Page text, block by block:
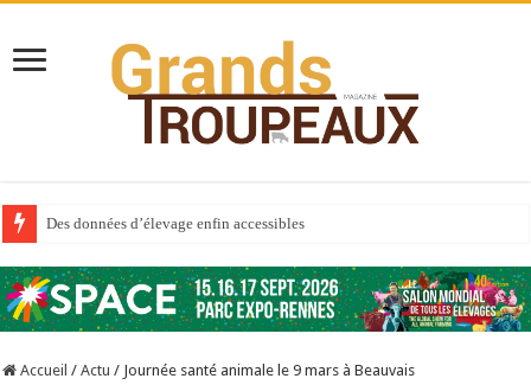
Des données d’élevage enfin accessibles
Au sommaire du premier numéro de 2025
Au sommaire de GTM 110
Aidez-nous à améliorer la santé de vos veaux !
Accueil / Actu / Journée santé animale le 9 mars à Beauvais